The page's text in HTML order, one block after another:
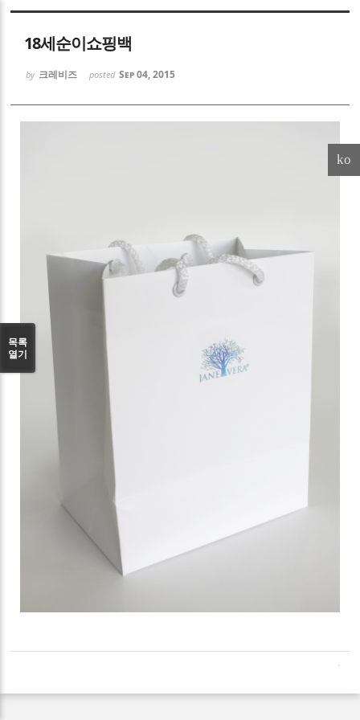
18세순이쇼핑백
by 크레비즈 posted Sep 04, 2015
목록
열기
ko
Sketchbook5, 스케치북5